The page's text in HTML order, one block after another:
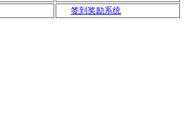
签到奖励系统